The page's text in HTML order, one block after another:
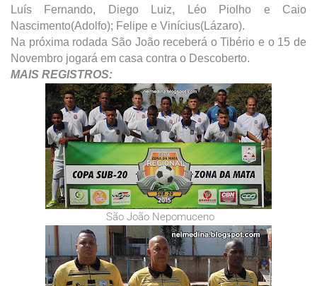
Luís Fernando, Diego Luiz, Léo Piolho e Caio
Nascimento(Adolfo); Felipe e Vinícius(Lázaro).
Na próxima rodada São João receberá o Tibério e o 15 de
Novembro jogará em casa contra o Descoberto.
MAIS REGISTROS:
São João Nepomuceno